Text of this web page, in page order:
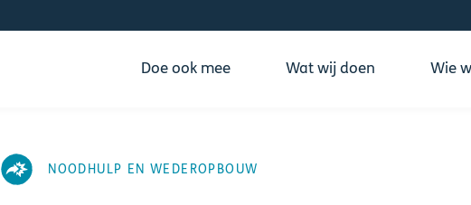
Doe ook mee Wat wij doen Wie
AFBEELDINGNOODHULP EN WEDEROPBOUW